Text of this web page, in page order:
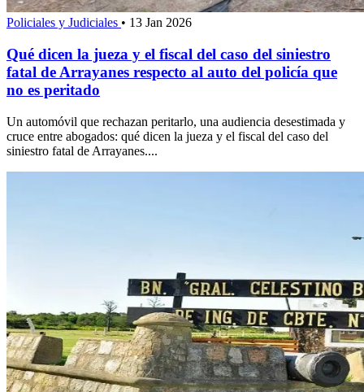
Policiales y Judiciales • 13 Jan 2026
Qué dicen la jueza y el fiscal del caso del siniestro
fatal de Arrayanes respecto al auto del policía que
no es peritado
Un automóvil que rechazan peritarlo, una audiencia desestimada y
cruce entre abogados: qué dicen la jueza y el fiscal del caso del
siniestro fatal de Arrayanes....